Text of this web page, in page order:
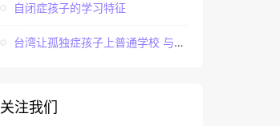
自闭症孩子的学习特征
台湾让孤独症孩子上普通学校 与社会“融合”
关注我们